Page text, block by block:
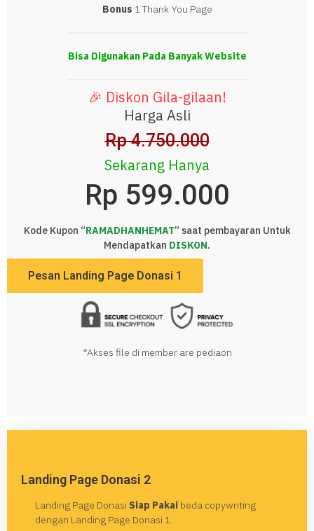
Bonus 1 Thank You Page
Bisa Digunakan Pada Banyak Website
🎉 Diskon Gila-gilaan!
Harga Asli
Rp 4.750.000
Sekarang Hanya
Rp 599.000
Kode Kupon “RAMADHANHEMAT” saat pembayaran Untuk
Mendapatkan DISKON.
Pesan Landing Page Donasi 1
*Akses file di member are pediaon
Landing Page Donasi 2
Landing Page Donasi Siap Pakai beda copywriting
dengan Landing Page Donasi 1.